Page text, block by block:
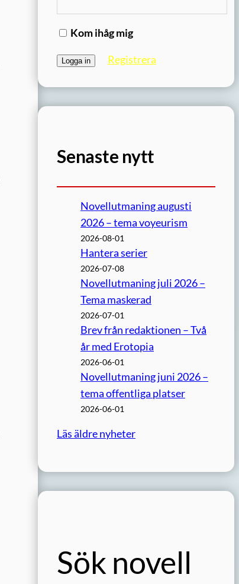
Kom ihåg mig
Registrera
Senaste nytt
Novellutmaning augusti
2026 – tema voyeurism
2026-08-01
Hantera serier
2026-07-08
Novellutmaning juli 2026 –
Tema maskerad
2026-07-01
Brev från redaktionen – Två
år med Erotopia
2026-06-01
Novellutmaning juni 2026 –
tema offentliga platser
2026-06-01
Läs äldre nyheter
Sök novell